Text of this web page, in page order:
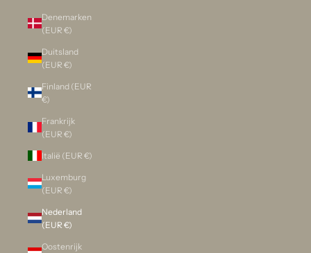
Denemarken
(EUR €)
Duitsland
(EUR €)
Finland (EUR
€)
Frankrijk
(EUR €)
Italië (EUR €)
Luxemburg
(EUR €)
Nederland
(EUR €)
Oostenrijk